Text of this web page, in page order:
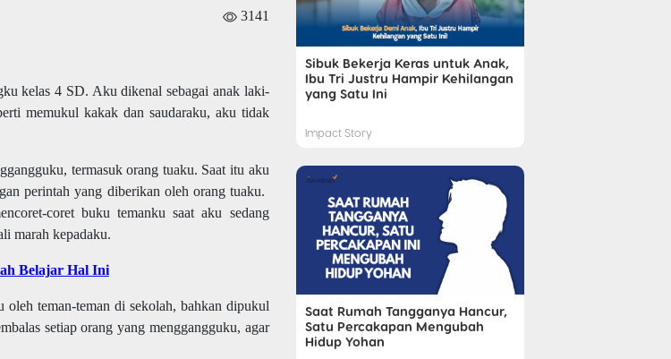
3141
kelas 4 SD. Aku dikenal sebagai anak laki-
memukul kakak dan saudaraku, aku tidak
termasuk orang tuaku. Saat itu aku
perintah yang diberikan oleh orang tuaku.
coret buku temanku saat aku sedang
marah kepadaku.
Belajar Hal Ini
teman-teman di sekolah, bahkan dipukul
setiap orang yang menggangguku, agar
Sibuk Bekerja Keras untuk Anak,
Ibu Tri Justru Hampir Kehilangan
yang Satu Ini
Impact Story
Saat Rumah Tangganya Hancur,
Satu Percakapan Mengubah
Hidup Yohan